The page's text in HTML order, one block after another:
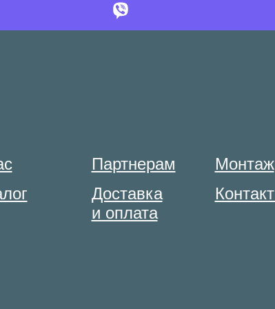
Партнерам
Доставка
и оплата
Монтаж